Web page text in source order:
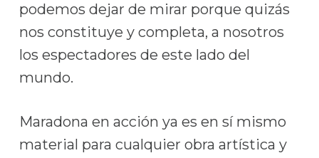
podemos dejar de mirar porque quizás
nos constituye y completa, a nosotros
los espectadores de este lado del
mundo.
Maradona en acción ya es en sí mismo
material para cualquier obra artística y